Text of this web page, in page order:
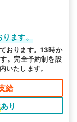
ります。
おります。13時か
。完全予約制を設
いたします。
給
あり